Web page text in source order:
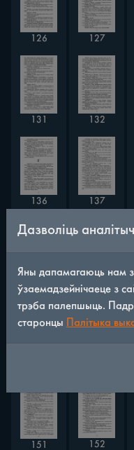
126 127
131 132
136 137
151 152
Дазволіць
Яны дапамагаюць нам
ўзаемадзейнічаеце з
трэба палепшыць.
старонцы
Палітыка